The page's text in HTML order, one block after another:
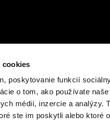
cookies
poskytovanie funkcií
o tom, ako používate
médií, inzercie a analýzy.
ste im poskytli alebo ktoré